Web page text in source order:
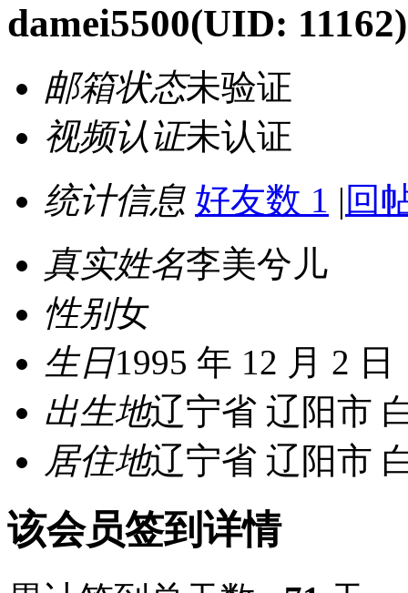
damei5500(UID: 11162)
邮箱状态未验证
视频认证未认证
统计信息 好友数 1 | 回
真实姓名李美兮儿
性别女
生日1995 年 12 月 2 日
出生地辽宁省 辽阳市
居住地辽宁省 辽阳市
该会员签到详情